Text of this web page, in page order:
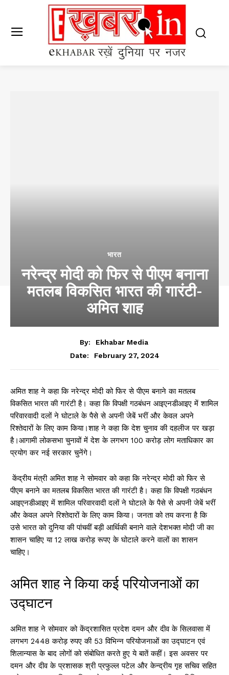
भारत
नरेन्द्र मोदी को फिर से पीएम बनाना
मतलब विकसित भारत की गारंटी-
अमित शाह
By:
Ekhabar Media
Date:
February 27, 2024
अमित शाह ने कहा कि नरेन्द्र मोदी को फिर से पीएम बनाने का मतलब
विकसित भारत की गारंटी है। कहा कि विपक्षी गठबंधन आइएनडीआइए में शामिल
परिवारवादी दलों ने घोटाले के पैसे से अपनी जेबें भरीं और केवल अपने
रिश्तेदारों के लिए काम किया।शाह ने कहा कि देश चुनाव की दहलीज पर खड़ा
है।आगामी लोकसभा चुनावों में देश के लगभग 100 करोड़ लोग मताधिकार का
प्रयोग कर नई सरकार चुनेंगे।
केंद्रीय मंत्री अमित शाह ने सोमवार को कहा कि नरेन्द्र मोदी को फिर से
पीएम बनाने का मतलब विकसित भारत की गारंटी है। कहा कि विपक्षी गठबंधन
आइएनडीआइए में शामिल परिवारवादी दलों ने घोटाले के पैसे से अपनी जेबें भरीं
और केवल अपने रिश्तेदारों के लिए काम किया। जनता को तय करना है कि
उसे भारत को दुनिया की पांचवीं बड़ी आर्थिकी बनाने वाले देशभक्त मोदी जी का
शासन चाहिए या 12 लाख करोड़ रूपए के घोटाले करने वालों का शासन
चाहिए।
अमित शाह ने किया कई परियोजनाओं का
उद्घाटन
अमित शाह ने सोमवार को केंद्रशासित प्रदेश दमन और दीव के सिलवासा में
लगभग 2448 करोड़ रुपए की 53 विभिन्न परियोजनाओं का उद्घाटन एवं
शिलान्यास के बाद लोगों को संबोधित करते हुए ये बातें कहीं। इस अवसर पर
दमन और दीव के प्रशासक श्री प्रफुल्ल पटेल और केन्द्रीय गृह सचिव सहित